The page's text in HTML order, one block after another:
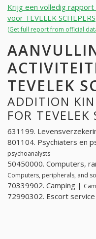
Krijg een volledig rapport
voor TEVELEK SCHEPERS
(Get full report from official
TEVELEK
ADDITION
FOR TEVELEK
631199.
801104. Psychiaters en
psychoanalysts
50450000. Computers,
Computers, peripherals, and
70339902. Camping |
72990302. Escort